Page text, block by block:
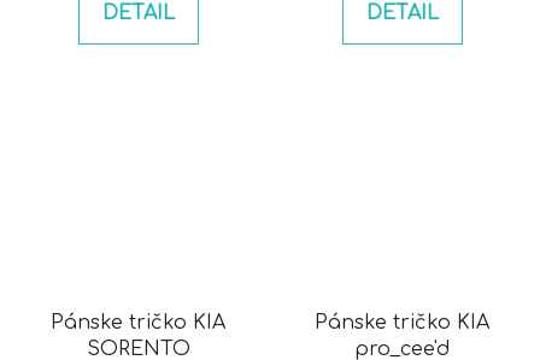
DETAIL DETAIL
Pánske tričko KIA
SORENTO
Pánske tričko KIA
pro_cee'd